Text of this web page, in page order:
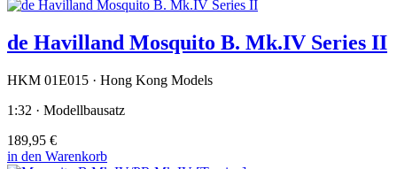
de Havilland Mosquito B. Mk.IV Series II
HKM 01E015 · Hong Kong Models
1:32 · Modellbausatz
189,95 €
in den Warenkorb